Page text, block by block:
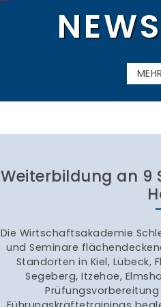
Weiterbildung an 9
Die Wirtschaftsakademie
und Seminare
Standorten in Kiel, Lübeck,
Segeberg, Itzehoe,